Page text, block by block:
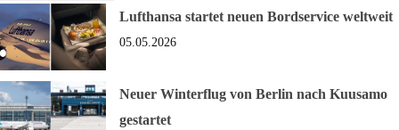
Lufthansa startet neuen Bordservice weltweit
05.05.2026
Neuer Winterflug von Berlin nach Kuusamo
gestartet